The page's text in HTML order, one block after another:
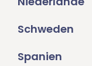
Schweden
Spanien